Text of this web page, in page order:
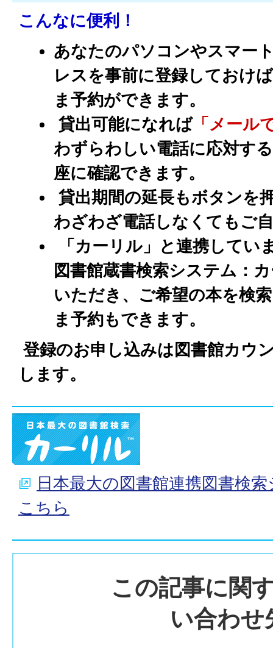
こんなに便利！
あなたのパソコンやスマー
レスを事前に登録しておけ
ま予約ができます。
貸出可能になれば「メール
わずらわしい電話に応対す
座に確認できます。
貸出期間の延長もボタンを
わざわざ電話しなくてもご
「カーリル」と連携してい
図書館蔵書検索システム：
いただき、ご希望の本を検
ま予約もできます。
登録のお申し込みは図書館カウ
します。
日本最大の図書館連携図書検
こちら
この記事に関
い合わせ